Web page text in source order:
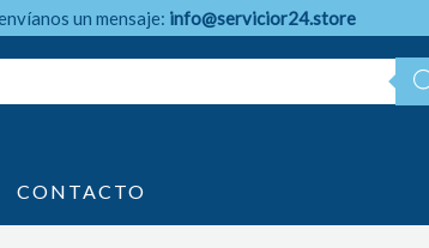
un mensaje: info@servicior24.store
CONTACTO